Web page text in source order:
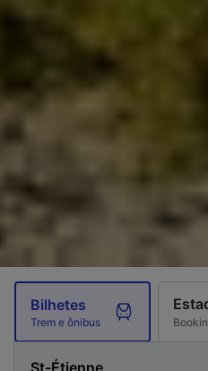
Bilhetes
Trem e ônibus